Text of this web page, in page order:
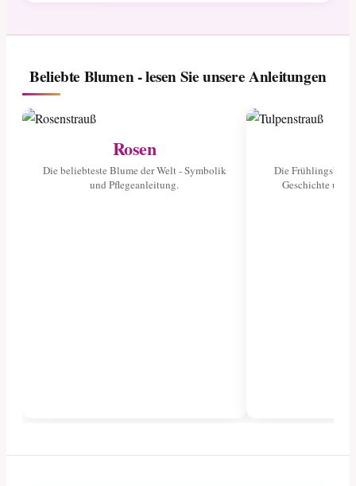
Beliebte Blumen - lesen Sie unsere Anleitungen
Rosen
Die beliebteste Blume der Welt - Symbolik
und Pflegeanleitung.
Die
Geschichte und